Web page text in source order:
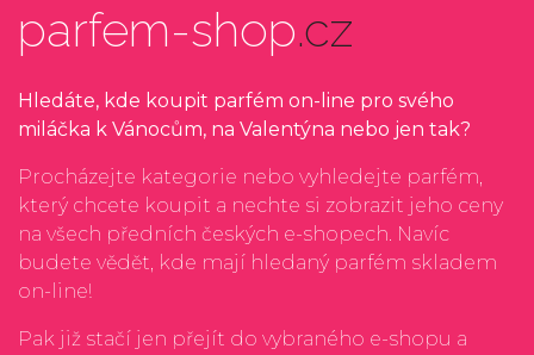
parfem-shop.cz
Hledáte, kde koupit parfém on-line pro svého
miláčka k Vánocům, na Valentýna nebo jen tak?
Procházejte kategorie nebo vyhledejte parfém,
který chcete koupit a nechte si zobrazit jeho ceny
na všech předních českých e-shopech. Navíc
budete vědět, kde mají hledaný parfém skladem
on-line!
Pak již stačí jen přejít do vybraného e-shopu a